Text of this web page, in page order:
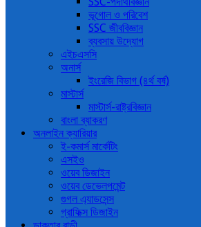
ভূগোল ও পরিবেশ
SSC জীববিজ্ঞান
ব্যবসায় উদ্যোগ
এইচএসসি
অনার্স
ইংরেজি বিভাগ (৪র্থ বর্ষ)
মাস্টার্স
মাস্টার্স-রাষ্ট্রবিজ্ঞান
বাংলা ব্যাকরণ
অনলাইন ক্যারিয়ার
ই-কমার্স মার্কেটিং
এসইও
ওয়েব ডিজাইন
ওয়েব ডেভেলপমেন্ট
গুগল এ্যাডসেন্স
গ্রাফিক্স ডিজাইন